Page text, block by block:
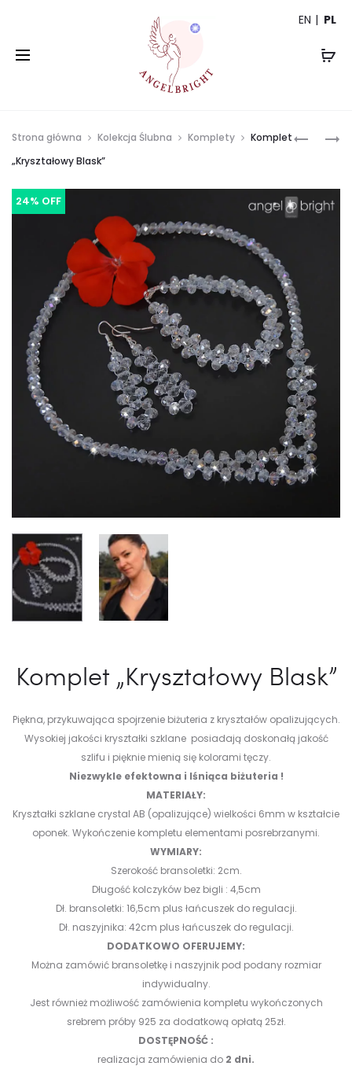
EN PL
SREBRNA
Strona główna Kolekcja Ślubna Komplety
Komplet
„Kryształowy Blask”
24% OFF
Komplet „Kryształowy Blask”
Piękna, przykuwająca spojrzenie biżuteria z kryształów opalizujących.
Wysokiej jakości kryształki szklane posiadają doskonałą jakość
szlifu i pięknie mienią się kolorami tęczy.
Niezwykle efektowna i lśniąca biżuteria !
MATERIAŁY:
Kryształki szklane crystal AB (opalizujące) wielkości 6mm w kształcie
oponek. Wykończenie kompletu elementami posrebrzanymi.
WYMIARY:
Szerokość bransoletki: 2cm.
Długość kolczyków bez bigli : 4,5cm
Dł. bransoletki: 16,5cm plus łańcuszek do regulacji.
Dł. naszyjnika: 42cm plus łańcuszek do regulacji.
DODATKOWO OFERUJEMY:
Można zamówić bransoletkę i naszyjnik pod podany rozmiar
indywidualny.
Jest również możliwość zamówienia kompletu wykończonych
srebrem próby 925 za dodatkową opłatą 25zł.
DOSTĘPNOŚĆ :
realizacja zamówienia do 2 dni.